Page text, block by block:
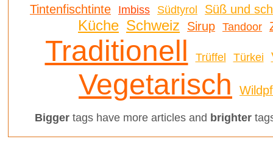
Tintenfischtinte
Imbiss Südtyrol Süß und
Küche Schweiz Sirup Tandoor
Traditionell Trüffel Türkei
Vegetarisch
Biggertags have more articles and brighter